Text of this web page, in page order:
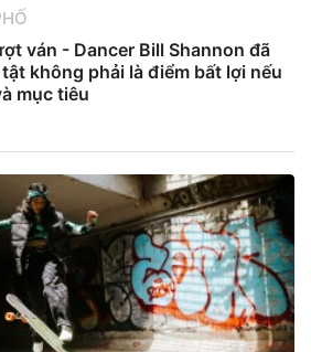
ván - Dancer Bill Shannon đã
không phải là điểm bất lợi nếu
mục tiêu